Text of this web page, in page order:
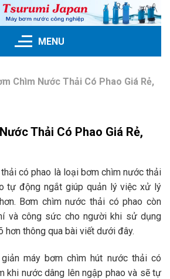
MENU
Chìm Nước Thải Có Phao Giá Rẻ,
Thải Có Phao Giá Rẻ,
có phao là loại bơm chìm nước thải
tự động ngắt giúp quản lý việc xử lý
Bơm chìm nước thải có phao còn
và công sức cho người khi sử dụng
hơn thông qua bài viết dưới đây.
máy bơm chìm hút nước thải có
khi nước dâng lên ngập phao và sẽ tự